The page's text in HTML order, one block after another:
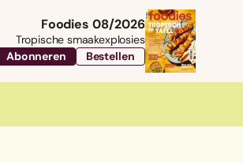
Foodies 08/2026
Tropische smaakexplosies
Abonneren
Bestellen